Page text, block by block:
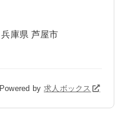
兵庫県 芦屋市
Powered by 求人ボックス